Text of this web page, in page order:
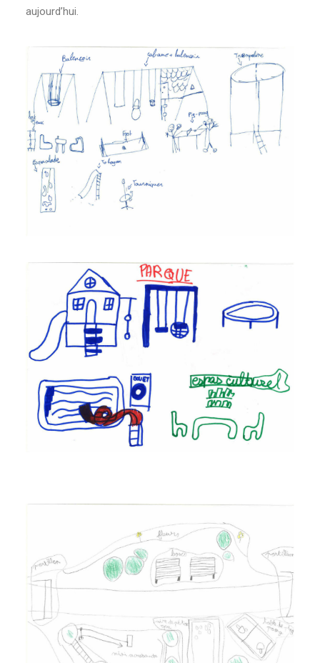
aujourd’hui.